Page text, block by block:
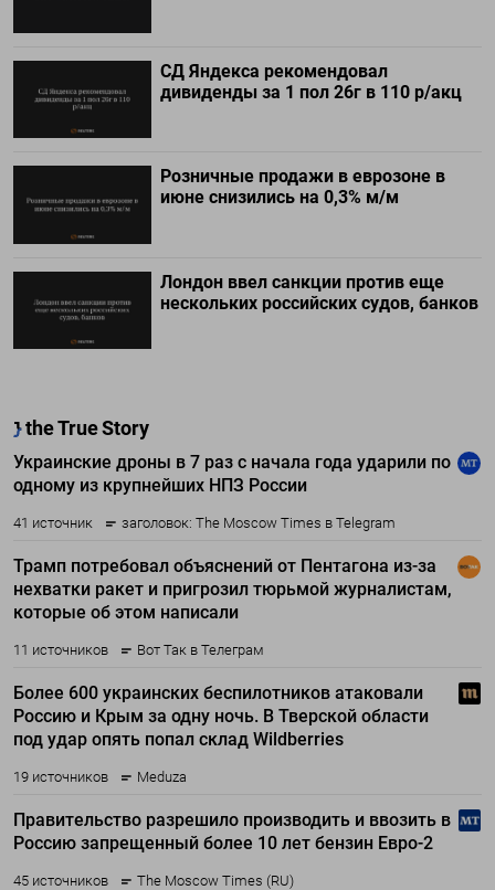
СД Яндекса рекомендовал
дивиденды за 1 пол 26г в 110 р/акц
Розничные продажи в еврозоне в
июне снизились на 0,3% м/м
Лондон ввел санкции против еще
нескольких российских судов, банков